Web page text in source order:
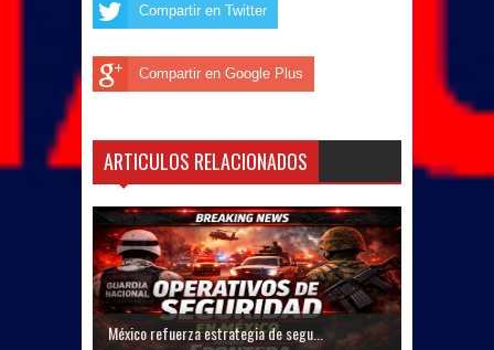
Compartir en Twitter
Compartir en Google Plus
ARTICULOS RELACIONADOS
México refuerza estrategia de segu...